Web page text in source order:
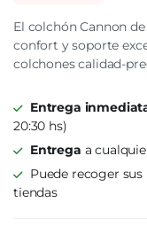
El colchón Cannon
confort y soporte
colchones calidad-
Entrega
20:30 hs)
Entrega a
Puede recoger
tiendas